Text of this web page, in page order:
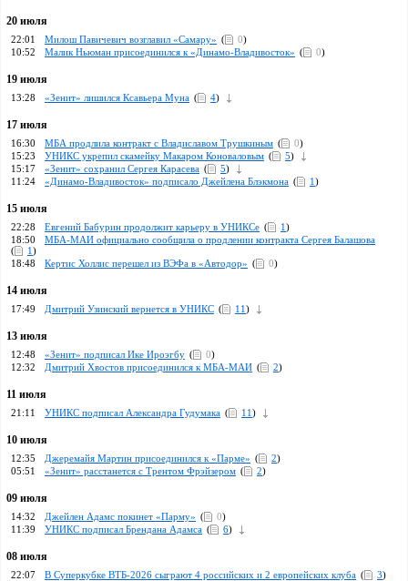
20 июля
22:01 Милош Павичевич возглавил «Самару» ( 0)
10:52
Малик Ньюман присоединился к «Динамо-Владивосток» ( 0)
19 июля
13:28 «Зенит» лишился Ксавьера Муна ( 4)
17 июля
16:30 МБА продлила контракт с Владиславом Трушкиным ( 0)
15:23
УНИКС укрепил скамейку Макаром Коноваловым ( 5)
15:17
«Зенит» сохранил Сергея Карасева ( 5)
11:24
«Динамо-Владивосток» подписало Джейлена Блэкмона ( 1)
15 июля
22:28 Евгений Бабурин продолжит карьеру в УНИКСе ( 1)
18:50
МБА-МАИ официально сообщила о продлении контракта Сергея Балашова
(
1)
18:48
Кертис Холлис перешел из ВЭФа в «Автодор» ( 0)
14 июля
17:49 Дмитрий Узинский вернется в УНИКС ( 11)
13 июля
12:48 «Зенит» подписал Ике Ироэгбу ( 0)
12:32
Дмитрий Хвостов присоединился к МБА-МАИ ( 2)
11 июля
21:11 УНИКС подписал Александра Гудумака ( 11)
10 июля
12:35 Джеремайя Мартин присоединился к «Парме» ( 2)
05:51
«Зенит» расстанется с Трентом Фрэйзером ( 2)
09 июля
14:32 Джейлен Адамс покинет «Парму» ( 0)
11:39
УНИКС подписал Брендана Адамса ( 6)
08 июля
22:07 В Суперкубке ВТБ-2026 сыграют 4 российских и 2 европейских клуба ( 3)